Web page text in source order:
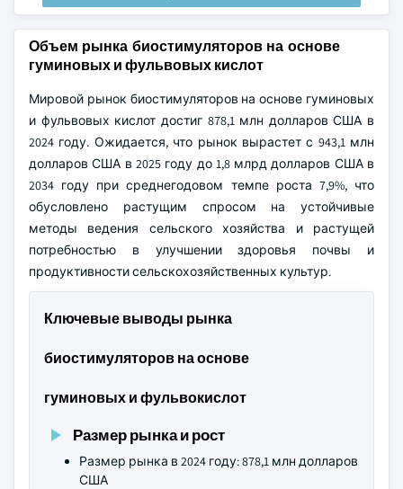
Объем рынка биостимуляторов на основе
гуминовых и фульвовых кислот
Мировой рынок биостимуляторов на основе гуминовых
и фульвовых кислот достиг 878,1 млн долларов США в
2024 году. Ожидается, что рынок вырастет с 943,1 млн
долларов США в 2025 году до 1,8 млрд долларов США в
2034 году при среднегодовом темпе роста 7,9%, что
обусловлено растущим спросом на устойчивые
методы ведения сельского хозяйства и растущей
потребностью в улучшении здоровья почвы и
продуктивности сельскохозяйственных культур.
Ключевые выводы рынка
биостимуляторов на основе
гуминовых и фульвокислот
Размер рынка и рост
Размер рынка в 2024 году: 878,1 млн долларов
США